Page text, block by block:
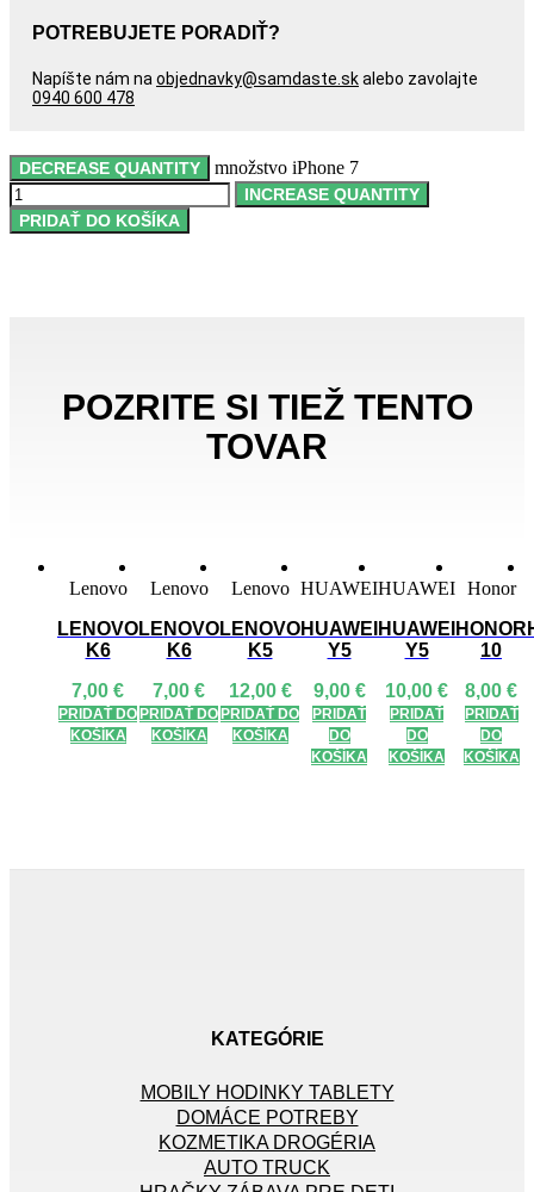
POTREBUJETE PORADIŤ?
Napíšte nám na objednavky@samdaste.skalebo zavolajte
0940 600 478
DECREASE QUANTITY množstvo iPhone 7
INCREASE QUANTITY
PRIDAŤ DO KOŠÍKA
POZRITE SI TIEŽ TENTO
TOVAR
Lenovo
LENOVO
K6
7,00 €
PRIDAŤ DO
KOŠÍKA
Lenovo
LENOVO
K6
7,00 €
PRIDAŤ DO
KOŠÍKA
Lenovo
LENOVO
K5
12,00 €
PRIDAŤ DO
KOŠÍKA
HUAWEI
HUAWEI
Y5
9,00 €
PRIDAŤ
DO
KOŠÍKA
HUAWEI
HUAWEI
Y5
10,00 €
PRIDAŤ
DO
KOŠÍKA
Honor
HONOR
10
8,00 €
PRIDAŤ
DO
KOŠÍKA
KATEGÓRIE
MOBILY HODINKY TABLETY
DOMÁCE POTREBY
KOZMETIKA DROGÉRIA
AUTO TRUCK